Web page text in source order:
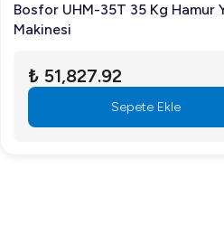
Buz makinesi ne tür buz
Bu makine full küp şeklinde
Enerji tüketimi nasıldır?
Bosfor UHM-35T 35 Kg Hamur
Makinesi
₺ 51,827.92
Sepete Ekle